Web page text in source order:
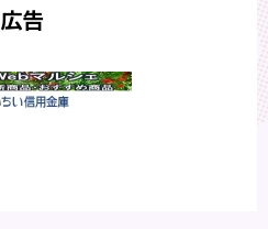
広告